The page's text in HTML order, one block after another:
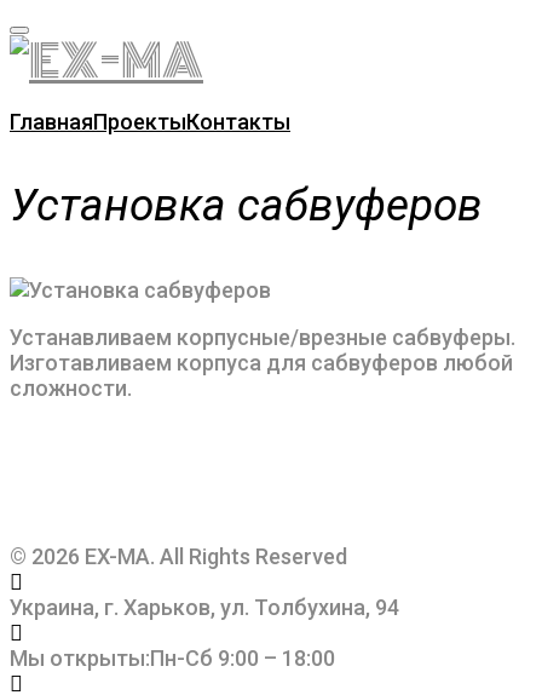
Skip
to
content
ГлавнаяПроектыКонтакты
Установка сабвуферов
Устанавливаем корпусные/врезные сабвуферы.
Изготавливаем корпуса для сабвуферов любой
сложности.
© 2026 EX-MA. All Rights Reserved
Украина, г. Харьков, ул. Толбухина, 94
Мы открыты:Пн-Сб 9:00 – 18:00